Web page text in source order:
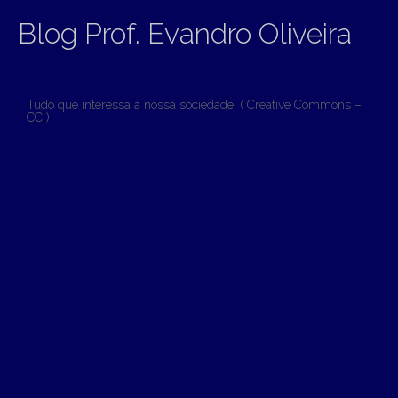
Blog Prof. Evandro Oliveira
Tudo que interessa à nossa sociedade. ( Creative Commons –
CC )